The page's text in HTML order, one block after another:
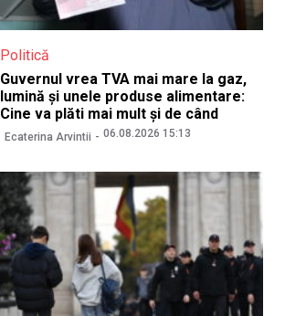
Politică
Guvernul vrea TVA mai mare la gaz,
lumină și unele produse alimentare:
Cine va plăti mai mult și de când
Ecaterina Arvintii 06.08.2026 15:13